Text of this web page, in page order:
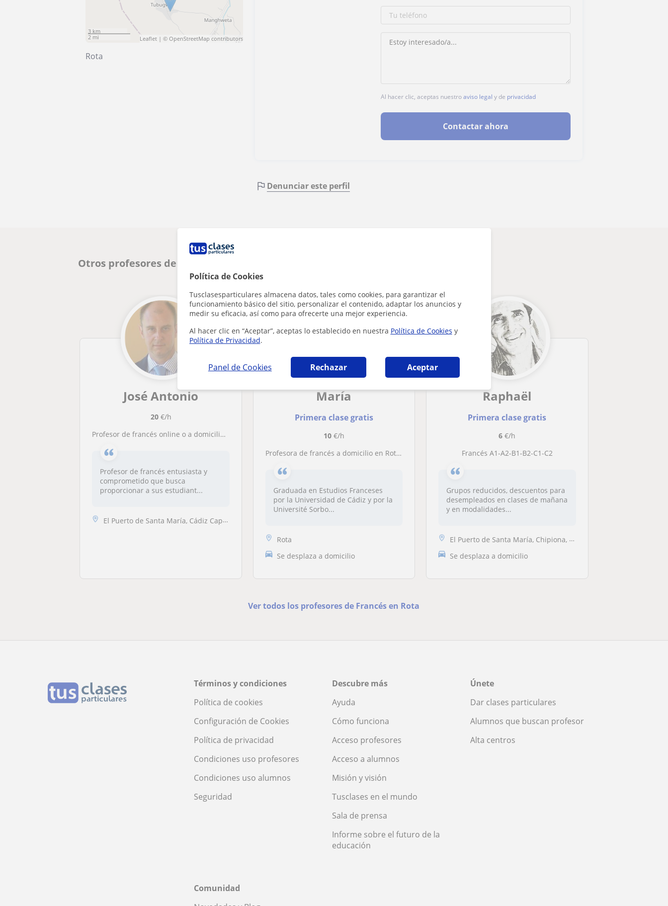
Política de Cookies
Tusclasesparticulares almacena datos, tales como cookies, para garantizar el
funcionamiento básico del sitio, personalizar el contenido, adaptar los anuncios y
medir su eficacia, así como para ofrecerte una mejor experiencia.
Al hacer clic en “Aceptar”, aceptas lo establecido en nuestra Política de Cookies y
Política de Privacidad.
Panel de Cookies Rechazar Aceptar
3 km
2 mi
Leaflet | ©OpenStreetMap contributors
Rota
Al hacer clic, aceptas nuestroaviso legal y de privacidad
Contactar ahora
Denunciar este perfil
Otros profesores de Francés en Rota que pueden interesarte
José Antonio
20€/h
Profesor de francés online o a domicilio cuyo objetivo es que disfrutes el aprendizaje del idioma
Profesor de francés entusiasta y
comprometido que busca
proporcionar a sus estudiant...
El Puerto de Santa María, Cádiz Capital, Puerto Real, Rota
María
Primera clase gratis
10€/h
Profesora de francés a domicilio en Rota (Cádiz)
Graduada en Estudios Franceses
por la Universidad de Cádiz y por la
Université Sorbo...
Rota
Se desplaza a domicilio
Raphaël
Primera clase gratis
6 €/h
Francés A1-A2-B1-B2-C1-C2
Grupos reducidos, descuentos para
desempleados en clases de mañana
y en modalidades...
El Puerto de Santa María, Chipiona, Rota, Sanlúcar de Barrameda
Se desplaza a domicilio
Ver todos los profesores de Francés en Rota
Términos y condiciones
Política de cookies
Configuración de Cookies
Política de privacidad
Condiciones uso profesores
Condiciones uso alumnos
Seguridad
Descubre más
Ayuda
Cómo funciona
Acceso profesores
Acceso a alumnos
Misión y visión
Tusclases en el mundo
Sala de prensa
Informe sobre el futuro de la
educación
Únete
Dar clases particulares
Alumnos que buscan profesor
Alta centros
Comunidad